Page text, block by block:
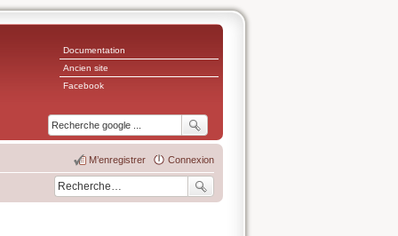
Documentation
Ancien site
Facebook
Connexion
M’enregistrer